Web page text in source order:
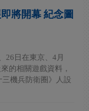
將開幕 紀念圖
26日在東京、4月
的相關遊戲資料，
機兵防衛圈》人設